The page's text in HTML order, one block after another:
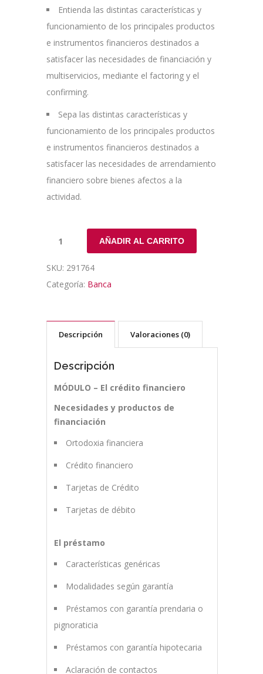
Entienda las distintas características y
funcionamiento de los principales productos
e instrumentos financieros destinados a
satisfacer las necesidades de financiación y
multiservicios, mediante el factoring y el
confirming.
Sepa las distintas características y
funcionamiento de los principales productos
e instrumentos financieros destinados a
satisfacer las necesidades de arrendamiento
financiero sobre bienes afectos a la
actividad.
AÑADIR AL CARRITO
SKU: 291764
Categoría: Banca
Descripción Valoraciones (0)
Descripción
MÓDULO – El crédito financiero
Necesidades y productos de
financiación
Ortodoxia financiera
Crédito financiero
Tarjetas de Crédito
Tarjetas de débito
El préstamo
Características genéricas
Modalidades según garantía
Préstamos con garantía prendaria o
pignoraticia
Préstamos con garantía hipotecaria
Aclaración de contactos